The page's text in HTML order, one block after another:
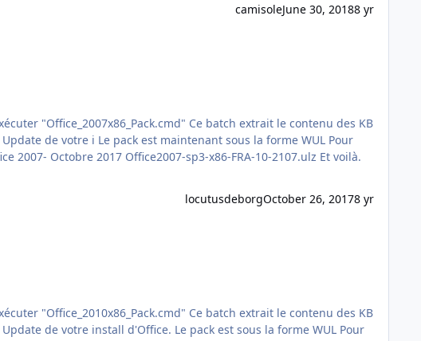
camisoleJune 30, 20188 yr
locutusdeborgOctober 26, 20178 yr